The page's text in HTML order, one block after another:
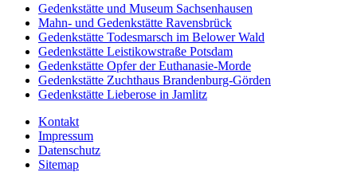
Gedenkstätte und Museum Sachsenhausen
Mahn- und Gedenkstätte Ravensbrück
Gedenkstätte Todesmarsch im Belower Wald
Gedenkstätte Leistikowstraße Potsdam
Gedenkstätte Opfer der Euthanasie-Morde
Gedenkstätte Zuchthaus Brandenburg-Görden
Gedenkstätte Lieberose in Jamlitz
Kontakt
Impressum
Datenschutz
Sitemap